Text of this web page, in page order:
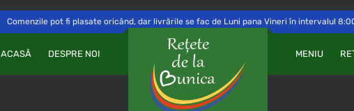
Comenzile pot fi plasate oricând, dar livrările se fac de Luni pana Vineri în intervalul
MENIU
ACASĂ DESPRE NOI
PAROLĂ